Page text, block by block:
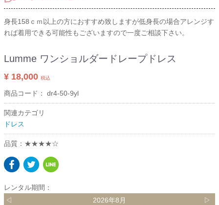
身長158ｃｍ以上の方におすすめ致しますが低身長の場合アレンジす
れば着用できる可能性もございますので一度ご相談下さい。
Lumme ワンショルダードレープドレス
¥ 18,000 税込
商品コード： dr4-50-9yl
関連カテゴリ
ドレス
品質：★★★★☆
レンタル期間：
◁
2026年8月
▷